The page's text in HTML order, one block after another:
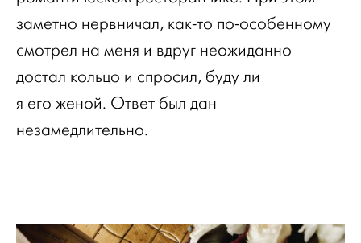
заметно нервничал, как-то по-особенному
смотрел на меня и вдруг неожиданно
достал кольцо и спросил, буду ли
я его женой. Ответ был дан
незамедлительно.